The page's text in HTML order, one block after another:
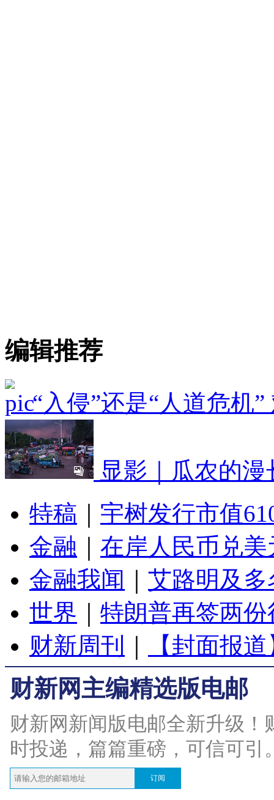
编辑推荐
“入侵”还是“人道危机
显影｜瓜农的漫
特稿
宇树发行市值
金融
在岸人民币兑
金融我闻
艾路明及
世界
特朗普再签两
财新周刊
【封面报
财新网主编精选版电邮
财新网新闻版电邮全新升级
时投递，篇篇重磅，可信可引
订阅